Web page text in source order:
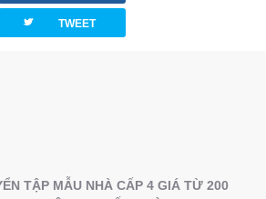
twitterbird TWEET
TẬP MẪU NHÀ CẤP 4 GIÁ TỪ 200